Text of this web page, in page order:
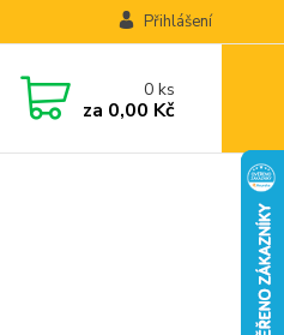
Přihlášení
0ks
za 0,00 Kč